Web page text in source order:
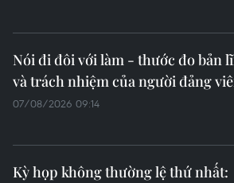
Nói đi đôi với làm - thước đo bản
và trách nhiệm của người đảng
07/08/2026 09:14
Kỳ họp không thường lệ thứ nhất: